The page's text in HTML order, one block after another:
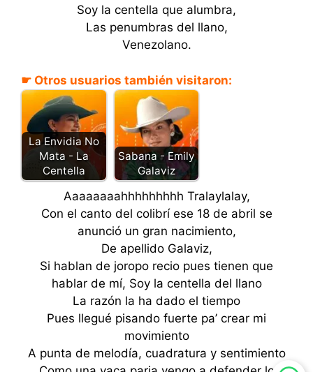
Soy la centella que alumbra,
Las penumbras del llano,
Venezolano.
☛ Otros usuarios también visitaron:
La Envidia No
Mata - La
Centella
Sabana - Emily
Galaviz
Aaaaaaaahhhhhhhhh Tralaylalay,
Con el canto del colibrí ese 18 de abril se
anunció un gran nacimiento,
De apellido Galaviz,
Si hablan de joropo recio pues tienen que
hablar de mí, Soy la centella del llano
La razón la ha dado el tiempo
Pues llegué pisando fuerte pa’ crear mi
movimiento
A punta de melodía, cuadratura y sentimiento